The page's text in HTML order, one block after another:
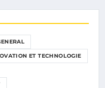
ET TECHNOLOGIE